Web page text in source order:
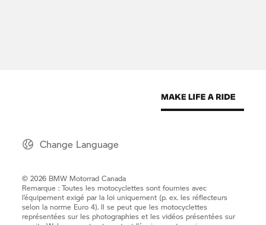
Change Language
© 2026 BMW Motorrad Canada
Remarque : Toutes les motocyclettes sont fournies avec
l’équipement exigé par la loi uniquement (p. ex. les réflecteurs
selon la norme Euro 4). Il se peut que les motocyclettes
représentées sur les photographies et les vidéos présentées sur